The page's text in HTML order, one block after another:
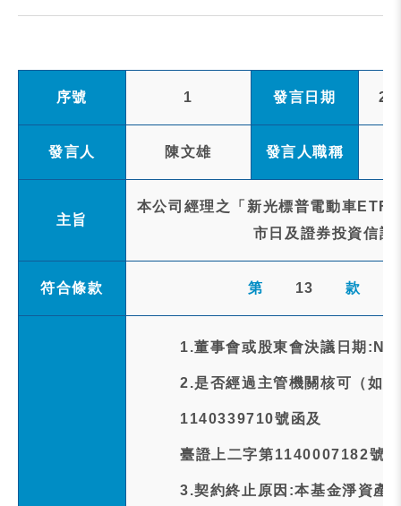
序號 1 發言日期
發言人 陳文雄 發言人職稱
主旨
本公司經理之「新光標普電動車ETF
市日及證券投資信
符合條款 第 13 款
1.董事會或股東會決議日期:NA
2.是否經過主管機關核可（如
1140339710號函及
臺證上二字第1140007182號
3.契約終止原因:本基金淨資產